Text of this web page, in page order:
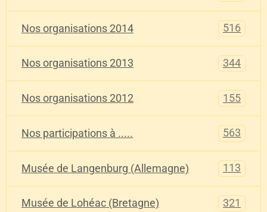
Nos organisations 2014 516
Nos organisations 2013 344
Nos organisations 2012 155
Nos participations à ..... 563
Musée de Langenburg (Allemagne) 113
Musée de Lohéac (Bretagne) 321